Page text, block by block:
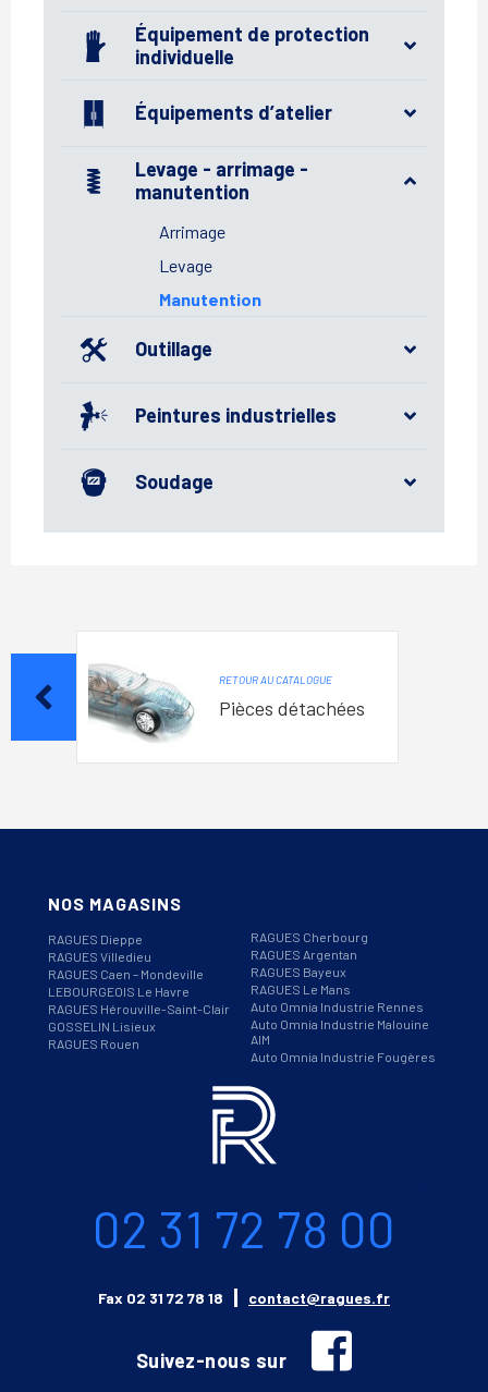
Équipement de protection
individuelle
Équipements d’atelier
Levage - arrimage -
manutention
Arrimage
Levage
Manutention
Outillage
Peintures industrielles
Soudage
RETOUR AU CATALOGUE
Pièces détachées
NOS MAGASINS
RAGUES Dieppe
RAGUES Villedieu
RAGUES Caen – Mondeville
LEBOURGEOIS Le Havre
RAGUES Hérouville-Saint-Clair
GOSSELIN Lisieux
RAGUES Rouen
RAGUES Cherbourg
RAGUES Argentan
RAGUES Bayeux
RAGUES Le Mans
Auto Omnia Industrie Rennes
Auto Omnia Industrie Malouine
AIM
Auto Omnia Industrie Fougères
02 31 72 78 00
Fax 02 31 72 78 18 Emailcontact@ragues.fr
Suivez-nous sur
facebook